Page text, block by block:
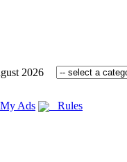
2026
Ads Rules